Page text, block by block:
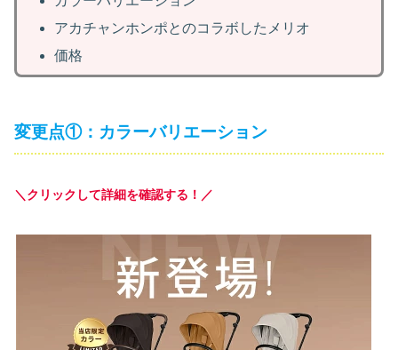
アカチャンホンポとのコラボしたメリオ
価格
変更点①：カラーバリエーション
＼クリックして詳細を確認する！／